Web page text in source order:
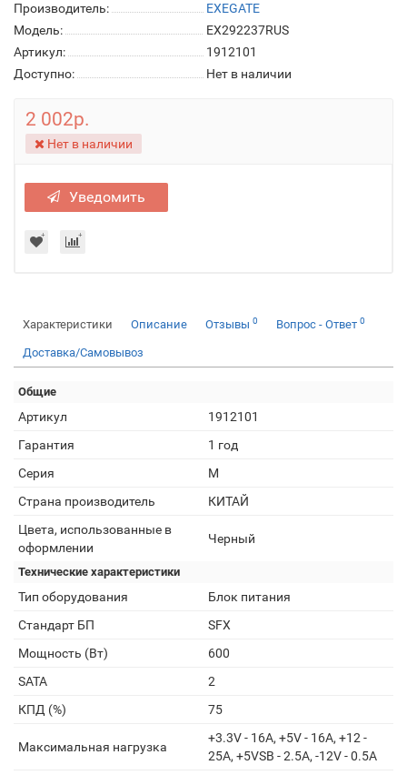
Производитель:
EXEGATE
Модель:
EX292237RUS
Артикул:
1912101
Доступно:
Нет в наличии
2 002р.
Нет в наличии
Уведомить
Характеристики Описание Отзывы 0 Вопрос - Ответ 0
Доставка/Самовывоз
Общие
Артикул
1912101
Гарантия
1 год
Серия
M
Страна производитель
КИТАЙ
Цвета, использованные в
оформлении
Черный
Технические характеристики
Тип оборудования
Блок питания
Стандарт БП
SFX
Мощность (Вт)
600
SATA
2
КПД (%)
75
Максимальная нагрузка
+3.3V - 16A, +5V - 16A, +12 -
25A, +5VSB - 2.5A, -12V - 0.5A